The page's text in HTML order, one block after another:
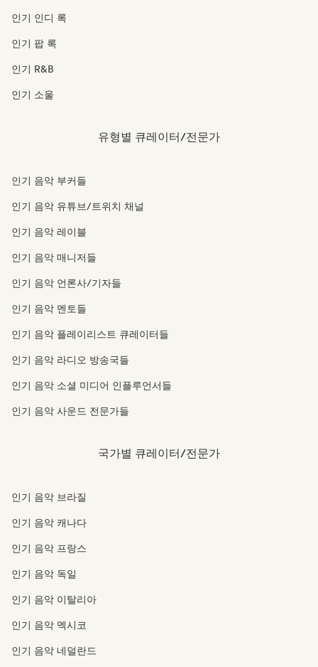
인기 인디 록
인기 팝 록
인기 R&B
인기 소울
유형별 큐레이터/전문가
인기 음악 부커들
인기 음악 유튜브/트위치 채널
인기 음악 레이블
인기 음악 매니저들
인기 음악 언론사/기자들
인기 음악 멘토들
인기 음악 플레이리스트 큐레이터들
인기 음악 라디오 방송국들
인기 음악 소셜 미디어 인플루언서들
인기 음악 사운드 전문가들
국가별 큐레이터/전문가
인기 음악 브라질
인기 음악 캐나다
인기 음악 프랑스
인기 음악 독일
인기 음악 이탈리아
인기 음악 멕시코
인기 음악 네덜란드